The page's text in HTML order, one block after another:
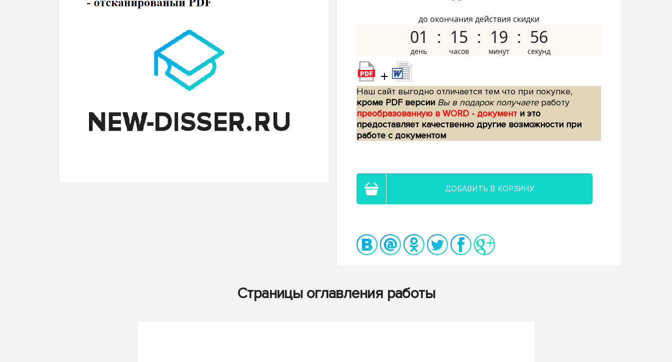
до окончания действия скидки
01 15 19 55
+
Наш сайт выгодно отличается тем что при покупке,
кроме PDF версии Вы в подарок получаетеработу
преобразованную в WORD - документ и это
предоставляет качественно другие возможности при
работе с документом
ДОБАВИТЬ В КОРЗИНУ
Страницы оглавления работы